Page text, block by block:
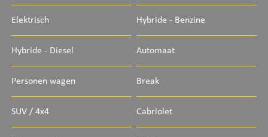
Elektrisch Hybride - Benzine
Hybride - Diesel Automaat
Personen wagen Break
SUV / 4x4 Cabriolet